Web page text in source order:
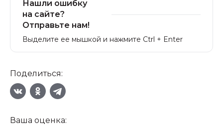
Нашли ошибку
на сайте?
Отправьте нам!
Выделите ее мышкой и нажмите Ctrl + Enter
Поделиться:
Ваша оценка: